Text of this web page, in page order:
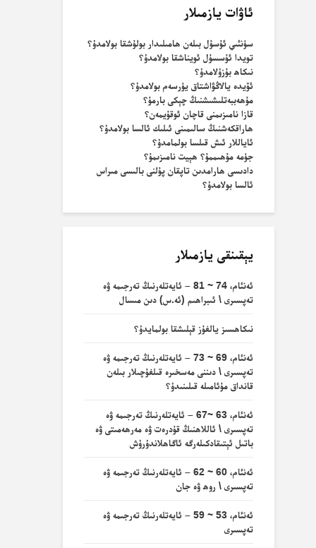
ئاۋات يازمىلار
سۈنئىي ئۇسۇل بىلەن ھامىلىدار بولۇشقا بولامدۇ؟
تويدا ئۇسسۇل ئويناشقا بولامدۇ؟
نىكاھ بۇزۇلامدۇ؟
ئۆيدە يالاڭۋاشتاق يۈرسەم بولامدۇ؟
مۇھەببەتلىشىشنىڭ چېكى بارمۇ؟
قازا نامىزىمنى قاچان ئوقۇيمەن؟
ھاراقكەشنىڭ سالىمىنى ئىلىك ئالسا بولامدۇ؟
ئاياللار ئىش قىلسا بولمامدۇ؟
جۈمە مۇھىممۇ؟ ھېيت نامىزىمۇ؟
دادىسى ھارامدىن تاپقان پۇلنى بالىسى مىراس
ئالسا بولامدۇ؟
يېقىنقى يازمىلار
ئەنئام، 74 ~ 81 – ئايەتلەرنىڭ تەرجىمە ۋە
تەپسىرى \ ئىبراھىم (ئە.س) دىن مىسال
نىكاھسىز يالغۇز قېلىشقا بولمايدۇ؟
ئەنئام، 69 ~ 73 – ئايەتلەرنىڭ تەرجىمە ۋە
تەپسىرى \ دىننى مەسخىرە قىلغۇچىلار بىلەن
قانداق مۇئامىلە قىلىنىدۇ؟
ئەنئام، 63 ~67 – ئايەتلەرنىڭ تەرجىمە ۋە
تەپسىرى \ ئاللاھنىڭ قۇدرەت ۋە مەرھەمىتى ۋە
باتىل ئېتىقادكىلەرگە ئاگاھلاندۇرۇش
ئەنئام، 60 ~ 62 – ئايەتلەرنىڭ تەرجىمە ۋە
تەپسىرى \ روھ ۋە جان
ئەنئام، 53 ~ 59 – ئايەتلەرنىڭ تەرجىمە ۋە
تەپسىرى